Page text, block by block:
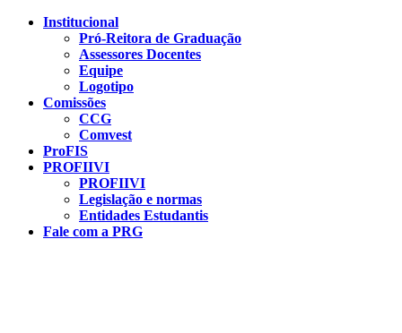
Conteúdo principal
Institucional
Pró-Reitora de Graduação
Assessores Docentes
Equipe
Logotipo
Comissões
CCG
Comvest
ProFIS
PROFIIVI
PROFIIVI
Legislação e normas
Entidades Estudantis
Fale com a PRG